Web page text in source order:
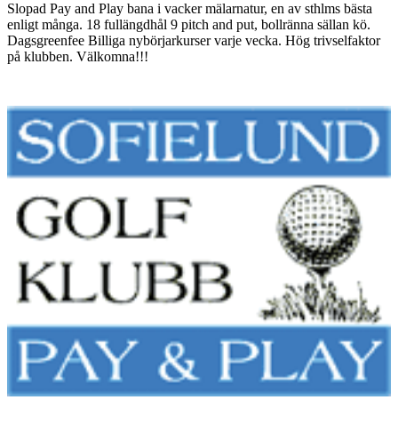
Slopad Pay and Play bana i vacker mälarnatur, en av sthlms bästa
enligt många. 18 fullängdhål 9 pitch and put, bollränna sällan kö.
Dagsgreenfee Billiga nybörjarkurser varje vecka. Hög trivselfaktor
på klubben. Välkomna!!!